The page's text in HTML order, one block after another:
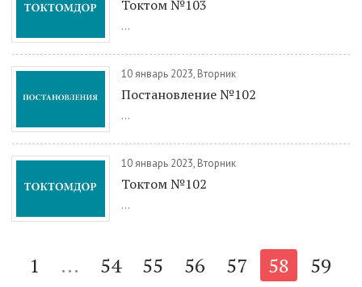
Токтом №103
...
10 январь 2023, Вторник
Постановление №102
...
10 январь 2023, Вторник
Токтом №102
...
1 ... 54 55 56 57 58
59